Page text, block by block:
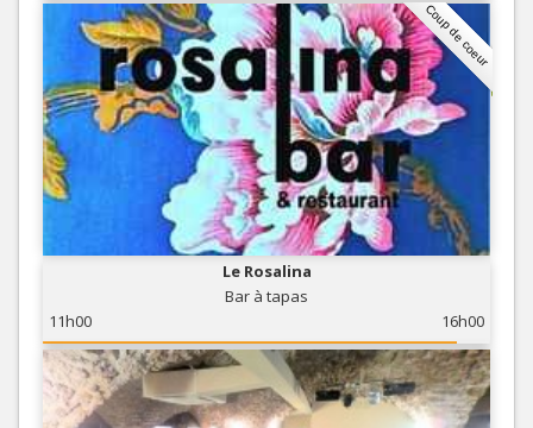
Coup de coeur
Le Rosalina
Bar à tapas
11h00
16h00